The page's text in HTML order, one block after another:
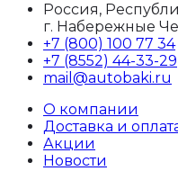
Россия,
г. Набережные
+7 (800) 100 77 34
+7 (8552) 44-33-29
mail@autobaki.ru
О компании
Доставка и
Акции
Новости